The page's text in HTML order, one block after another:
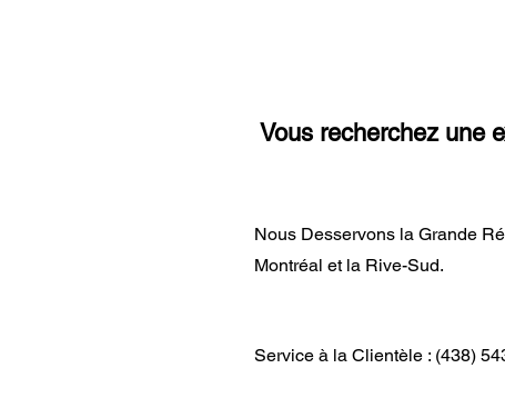
Vous recherchez une
Nous Desservons la Grande
Montréal et la Rive-Sud.
Service à la Clientèle : (438)